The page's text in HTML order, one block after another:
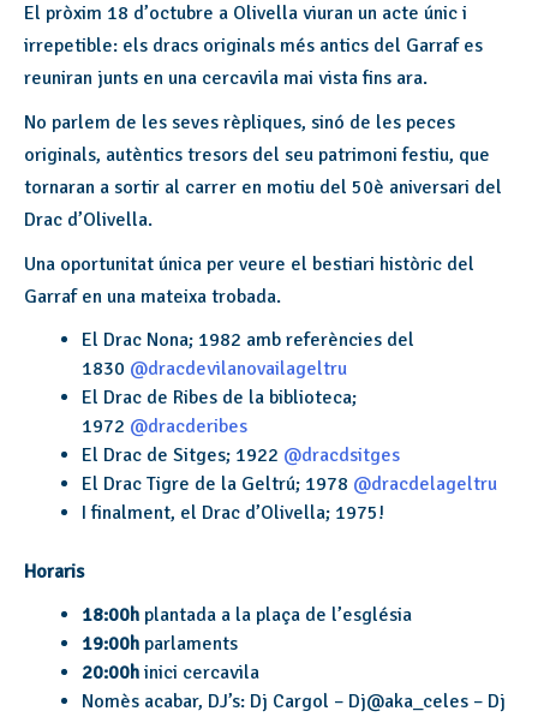
El pròxim 18 d’octubre a Olivella viuran un acte únic i
irrepetible: els dracs originals més antics del Garraf es
reuniran junts en una cercavila mai vista fins ara.
No parlem de les seves rèpliques, sinó de les peces
originals, autèntics tresors del seu patrimoni festiu, que
tornaran a sortir al carrer en motiu del 50è aniversari del
Drac d’Olivella.
Una oportunitat única per veure el bestiari històric del
Garraf en una mateixa trobada.
El Drac Nona; 1982 amb referències del
1830 @dracdevilanovailageltru
El Drac de Ribes de la biblioteca;
1972 @dracderibes
El Drac de Sitges; 1922 @dracdsitges
El Drac Tigre de la Geltrú; 1978 @dracdelageltru
I finalment, el Drac d’Olivella; 1975!
Horaris
18:00h plantada a la plaça de l’església
19:00h parlaments
20:00h inici cercavila
Nomès acabar, DJ’s: Dj Cargol – Dj@aka_celes – Dj